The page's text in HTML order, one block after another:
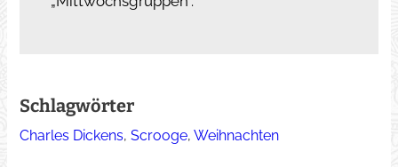
Schlagwörter
Charles Dickens, Scrooge, Weihnachten